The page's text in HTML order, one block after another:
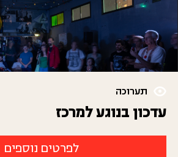
תערוכה
עדכון בנוגע למרכז
לפרטים נוספים